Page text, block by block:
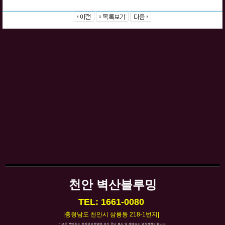
천안 벽산블루밍
TEL: 1661-0080
|충청남도 천안시 삼룡동 218-1번지|
* 모든 컨텐츠는 저작권보호법에 의거 무단 복사 및 재배포시 법적제제가됩니다